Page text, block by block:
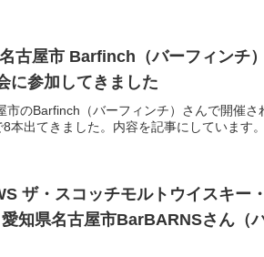
古屋市 Barfinch（バーフィンチ
に参加してきました
市のBarfinch（バーフィンチ）さんで開催
本出てきました。内容を記事にしています。
ザ・スコッチモルトウイスキー
知県名古屋市BarBARNSさん（